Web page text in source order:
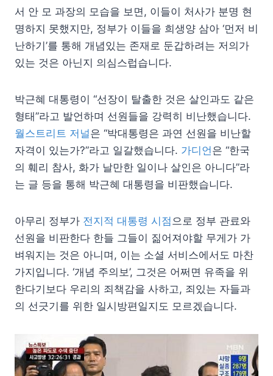
서 안 모 과장의 모습을 보면, 이들이 처사가 분명 현
명하지 못했지만, 정부가 이들을 희생양 삼아 ‘먼저 비
난하기’를 통해 개념있는 존재로 둔갑하려는 저의가
있는 것은 아닌지 의심스럽습니다.
박근혜 대통령이 “선장이 탈출한 것은 살인과도 같은
형태”라고 발언하며 선원들을 강력히 비난했습니다.
월스트리트 저널 은 “박대통령은 과연 선원을 비난할
자격이 있는가?”라고 일갈했습니다. 가디언은 “한국
의 훼리 참사, 화가 날만한 일이나 살인은 아니다”라
는 글 등을 통해 박근혜 대통령을 비판했습니다.
아무리 정부가 전지적 대통령 시점으로 정부 관료와
선원을 비판한다 한들 그들이 짊어져야할 무게가 가
벼워지는 것은 아니며, 이는 소셜 서비스에서도 마찬
가지입니다. ‘개념 주의보’, 그것은 어쩌면 유족을 위
한다기보다 우리의 죄책감을 사하고, 죄있는 자들과
의 선긋기를 위한 일시방편일지도 모르겠습니다.